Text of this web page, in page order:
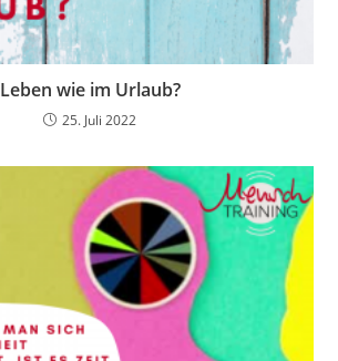
Leben wie im Urlaub?
25. Juli 2022